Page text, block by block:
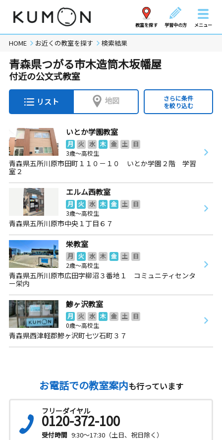
教室を探す 学習中の方 メニュー
HOME お近くの教室を探す 検索結果
青森県つがる市木造筒木坂幡屋
付近の公文式教室
リスト 地図
さらに条件
を絞り込む
いとか学園教室
月 火 水 木 金 土
日
3歳～高校生
青森県五所川原市田町１１０－１０ いとか学園２階 学習
室２
エルム西教室
月 火 水 木 金 土
日
3歳～高校生
青森県五所川原市中央１丁目６７
栄教室
月 火 水 木 金 土
日
2歳～高校生
青森県五所川原市広田字柳沼３番地１ コミュニティセンタ
ー栄内
鯵ヶ沢教室
月 火 水 木 金 土
日
0歳～高校生
青森県西津軽郡鰺ヶ沢町七ツ石町３７
お電話での教室案内も行っています
フリーダイヤル
0120-372-100
受付時間 9:30～17:30（土日、祝日除く）